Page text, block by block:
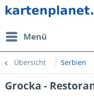
Menü
Übersicht Serbien
Grocka -